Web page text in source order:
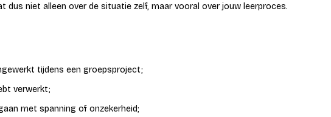
dus niet alleen over de situatie zelf, maar vooral over jouw leerproces.
tijdens een groepsproject;
verwerkt;
met spanning of onzekerheid;